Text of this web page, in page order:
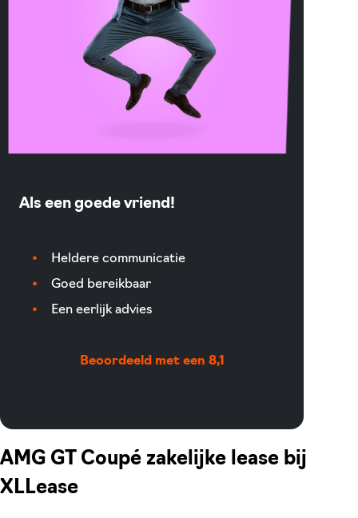
AMG GT Coupé zakelijke lease bij
XLLease
Als een goede vriend!
Heldere communicatie
Goed bereikbaar
Een eerlijk advies
Beoordeeld met een 8,1